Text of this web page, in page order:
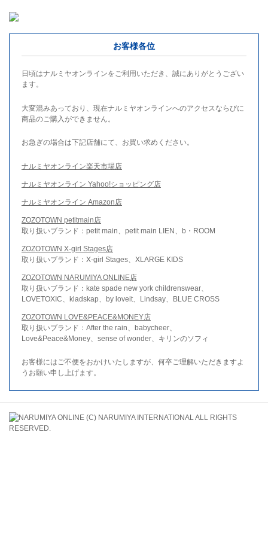
お客様各位
日頃はナルミヤオンラインをご利用いただき、誠にありがとうござい
ます。
大変混みあっており、現在ナルミヤオンラインへのアクセスならびに
商品のご購入ができません。
お急ぎの場合は下記店舗にて、お買い求めください。
ナルミヤオンライン楽天市場店
ナルミヤオンライン Yahoo!ショッピング店
ナルミヤオンライン Amazon店
ZOZOTOWN petitmain店
取り扱いブランド：petit main、petit main LIEN、b・ROOM
ZOZOTOWN X-girl Stages店
取り扱いブランド：X-girl Stages、XLARGE KIDS
ZOZOTOWN NARUMIYA ONLINE店
取り扱いブランド：kate spade new york childrenswear、
LOVETOXIC、kladskap、by loveit、Lindsay、BLUE CROSS
ZOZOTOWN LOVE&PEACE&MONEY店
取り扱いブランド：After the rain、babycheer、
Love&Peace&Money、sense of wonder、キリンのソフィ
お客様にはご不便をおかけいたしますが、何卒ご理解いただきますよ
うお願い申し上げます。